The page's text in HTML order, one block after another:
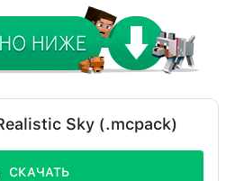
Sky (.mcpack)
СКАЧАТЬ